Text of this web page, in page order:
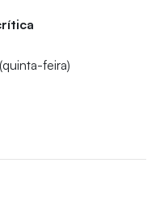
feira)